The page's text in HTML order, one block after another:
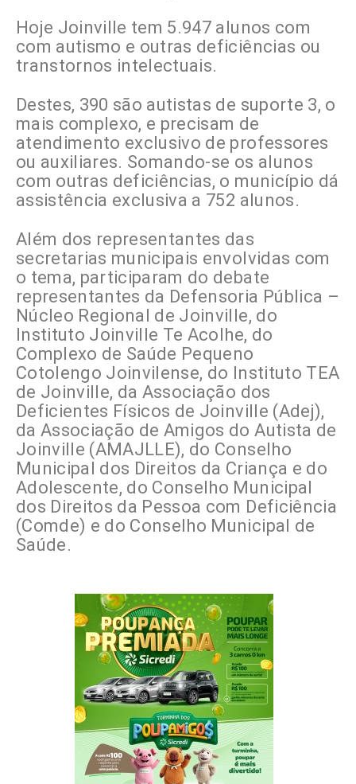
Hoje Joinville tem 5.947 alunos com
com autismo e outras deficiências ou
transtornos intelectuais.
Destes, 390 são autistas de suporte 3, o
mais complexo, e precisam de
atendimento exclusivo de professores
ou auxiliares. Somando-se os alunos
com outras deficiências, o município dá
assistência exclusiva a 752 alunos.
Além dos representantes das
secretarias municipais envolvidas com
o tema, participaram do debate
representantes da Defensoria Pública –
Núcleo Regional de Joinville, do
Instituto Joinville Te Acolhe, do
Complexo de Saúde Pequeno
Cotolengo Joinvilense, do Instituto TEA
de Joinville, da Associação dos
Deficientes Físicos de Joinville (Adej),
da Associação de Amigos do Autista de
Joinville (AMAJLLE), do Conselho
Municipal dos Direitos da Criança e do
Adolescente, do Conselho Municipal
dos Direitos da Pessoa com Deficiência
(Comde) e do Conselho Municipal de
Saúde.